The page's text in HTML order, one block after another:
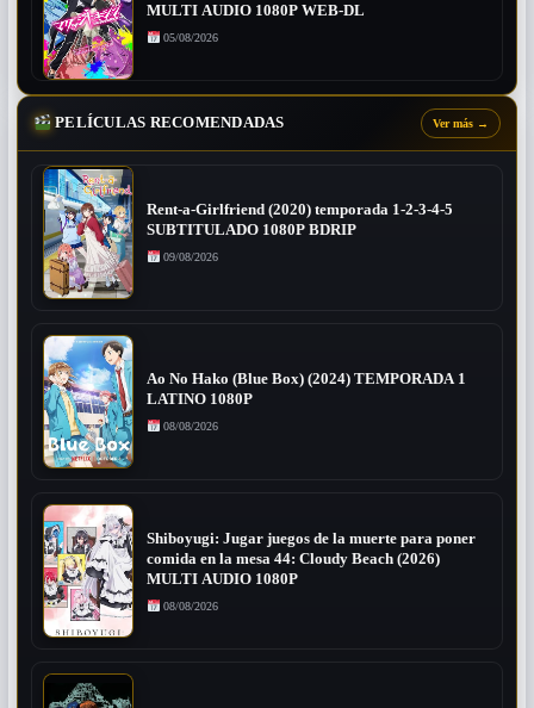
MULTI AUDIO 1080P WEB-DL
05/08/2026
PELÍCULAS RECOMENDADAS Ver más →
Rent-a-Girlfriend (2020) temporada 1-2-3-4-5
SUBTITULADO 1080P BDRIP
09/08/2026
Ao No Hako (Blue Box) (2024) TEMPORADA 1
LATINO 1080P
08/08/2026
Shiboyugi: Jugar juegos de la muerte para poner
comida en la mesa 44: Cloudy Beach (2026)
MULTI AUDIO 1080P
08/08/2026